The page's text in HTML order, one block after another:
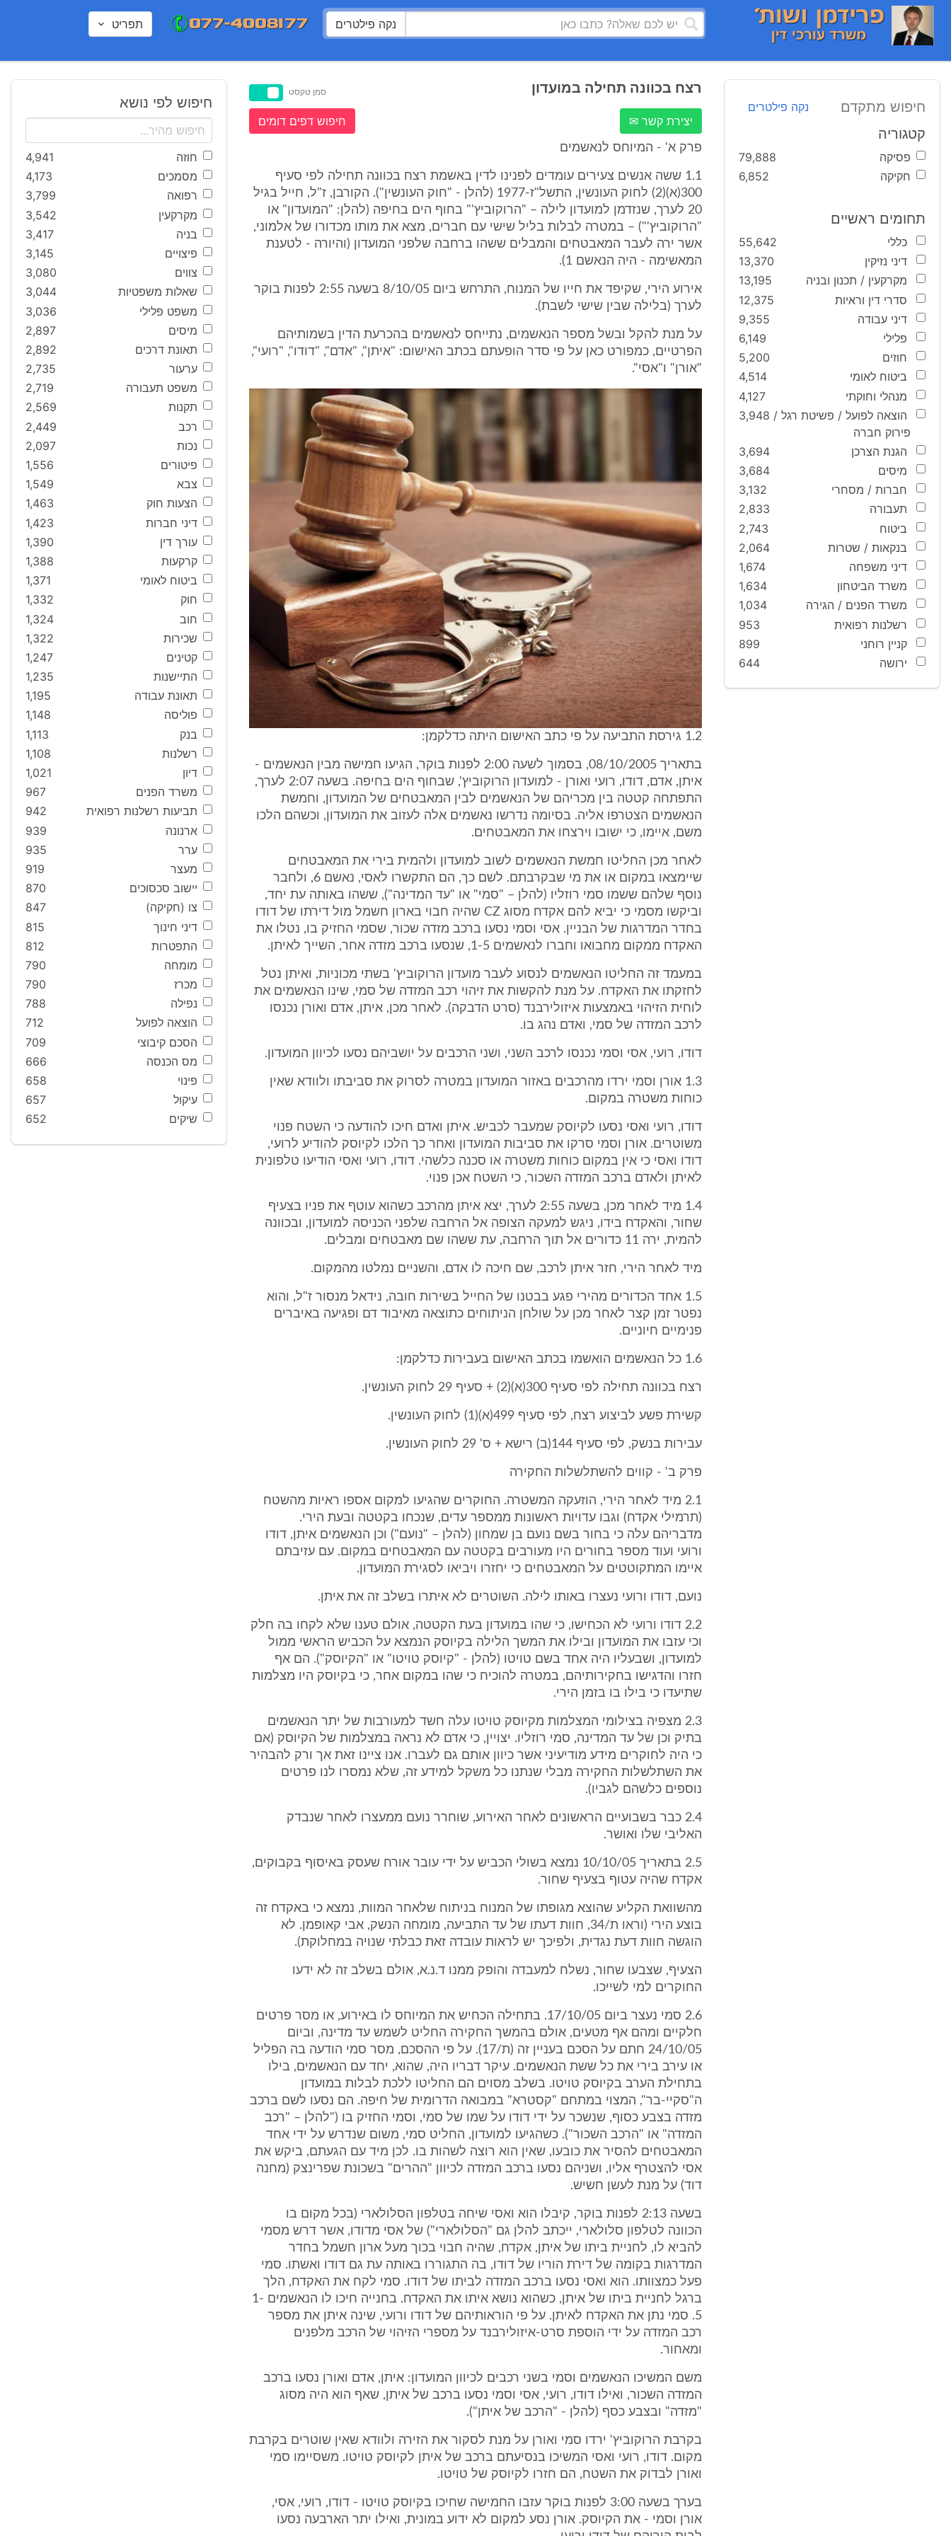
נקה פילטרים תפריט
חיפוש מתקדם נקה פילטרים
קטגוריה
פסיקה
79,888
חקיקה
6,852
תחומים ראשיים
כללי
55,642
דיני נזיקין
13,370
מקרקעין / תכנון ובניה
13,195
סדרי דין וראיות
12,375
דיני עבודה
9,355
פלילי
6,149
חוזים
5,200
ביטוח לאומי
4,514
מנהלי וחוקתי
4,127
הוצאה לפועל / פשיטת רגל /
פירוק חברה
3,948
הגנת הצרכן
3,694
מיסים
3,684
חברות / מסחרי
3,132
תעבורה
2,833
ביטוח
2,743
בנקאות / שטרות
2,064
דיני משפחה
1,674
משרד הביטחון
1,634
משרד הפנים / הגירה
1,034
רשלנות רפואית
953
קניין רוחני
899
ירושה
644
רצח בכוונה תחילה במועדון סמן טקסט
יצירת קשר ✉ חיפוש דפים דומים
פרק א' - המיוחס לנאשמים
1.1 ששה אנשים צעירים עומדים לפנינו לדין באשמת רצח בכוונה תחילה לפי סעיף
300(א)(2) לחוק העונשין, התשל"ז-1977 (להלן - "חוק העונשין"). הקורבן, ז"ל, חייל בגיל
20 לערך, שנזדמן למועדון לילה – "הרוקוביץ'" בחוף הים בחיפה (להלן: "המועדון" או
"הרוקוביץ'") – במטרה לבלות בליל שישי עם חברים, מצא את מותו מכדורו של אלמוני,
אשר ירה לעבר המאבטחים והמבלים ששהו ברחבה שלפני המועדון (והיורה - לטענת
המאשימה - היה הנאשם 1).
אירוע הירי, שקיפד את חייו של המנוח, התרחש ביום 8/10/05 בשעה 2:55 לפנות בוקר
לערך (בלילה שבין שישי לשבת).
על מנת להקל ובשל מספר הנאשמים, נתייחס לנאשמים בהכרעת הדין בשמותיהם
הפרטיים, כמפורט כאן על פי סדר הופעתם בכתב האישום: "איתן", "אדם", "דודו", "רועי",
"אורן" ו"אסי".
1.2 גירסת התביעה על פי כתב האישום היתה כדלקמן:
בתאריך 08/10/2005, בסמוך לשעה 2:00 לפנות בוקר, הגיעו חמישה מבין הנאשמים -
איתן, אדם, דודו, רועי ואורן - למועדון הרוקוביץ', שבחוף הים בחיפה. בשעה 2:07 לערך,
התפתחה קטטה בין מכריהם של הנאשמים לבין המאבטחים של המועדון, וחמשת
הנאשמים הצטרפו אליה. בסיומה נדרשו נאשמים אלה לעזוב את המועדון, וכשהם הלכו
משם, איימו, כי ישובו וירצחו את המאבטחים.
לאחר מכן החליטו חמשת הנאשמים לשוב למועדון ולהמית בירי את המאבטחים
שיימצאו במקום או את מי שבקרבתם. לשם כך, הם התקשרו לאסי, נאשם 6, ולחבר
נוסף שלהם ששמו סמי רוזליו (להלן – "סמי" או "עד המדינה"), ששהו באותה עת יחד,
וביקשו מסמי כי יביא להם אקדח מסוג CZ שהיה חבוי בארון חשמל מול דירתו של דודו
בחדר המדרגות של הבניין. אסי וסמי נסעו ברכב מזדה שכור, שסמי החזיק בו, נטלו את
האקדח ממקום מחבואו וחברו לנאשמים 1-5, שנסעו ברכב מזדה אחר, השייך לאיתן.
במעמד זה החליטו הנאשמים לנסוע לעבר מועדון הרוקוביץ' בשתי מכוניות, ואיתן נטל
לחזקתו את האקדח. על מנת להקשות את זיהוי רכב המזדה של סמי, שינו הנאשמים את
לוחית הזיהוי באמצעות איזולירבנד (סרט הדבקה). לאחר מכן, איתן, אדם ואורן נכנסו
לרכב המזדה של סמי, ואדם נהג בו.
דודו, רועי, אסי וסמי נכנסו לרכב השני, ושני הרכבים על יושביהם נסעו לכיוון המועדון.
1.3 אורן וסמי ירדו מהרכבים באזור המועדון במטרה לסרוק את סביבתו ולוודא שאין
כוחות משטרה במקום.
דודו, רועי ואסי נסעו לקיוסק שמעבר לכביש. איתן ואדם חיכו להודעה כי השטח פנוי
משוטרים. אורן וסמי סרקו את סביבות המועדון ואחר כך הלכו לקיוסק להודיע לרועי,
דודו ואסי כי אין במקום כוחות משטרה או סכנה כלשהי. דודו, רועי ואסי הודיעו טלפונית
לאיתן ולאדם ברכב המזדה השכור, כי השטח אכן פנוי.
1.4 מיד לאחר מכן, בשעה 2:55 לערך, יצא איתן מהרכב כשהוא עוטף את פניו בצעיף
שחור, והאקדח בידו, ניגש למעקה הצופה אל הרחבה שלפני הכניסה למועדון, ובכוונה
להמית, ירה 11 כדורים אל תוך הרחבה, עת ששהו שם מאבטחים ומבלים.
מיד לאחר הירי, חזר איתן לרכב, שם חיכה לו אדם, והשניים נמלטו מהמקום.
1.5 אחד הכדורים מהירי פגע בבטנו של החייל בשירות חובה, נידאל מנסור ז"ל, והוא
נפטר זמן קצר לאחר מכן על שולחן הניתוחים כתוצאה מאיבוד דם ופגיעה באיברים
פנימיים חיוניים.
1.6 כל הנאשמים הואשמו בכתב האישום בעבירות כדלקמן:
רצח בכוונה תחילה לפי סעיף 300(א)(2) + סעיף 29 לחוק העונשין.
קשירת פשע לביצוע רצח, לפי סעיף 499(א)(1) לחוק העונשין.
עבירות בנשק, לפי סעיף 144(ב) רישא + ס' 29 לחוק העונשין.
פרק ב' - קווים להשתלשלות החקירה
2.1 מיד לאחר הירי, הוזעקה המשטרה. החוקרים שהגיעו למקום אספו ראיות מהשטח
(תרמילי אקדח) וגבו עדויות ראשונות ממספר עדים, שנכחו בקטטה ובעת הירי.
מדבריהם עלה כי בחור בשם נועם בן שמחון (להלן – "נועם") וכן הנאשמים איתן, דודו
ורועי ועוד מספר בחורים היו מעורבים בקטטה עם המאבטחים במקום. עם עזיבתם
איימו המתקוטטים על המאבטחים כי יחזרו ויביאו לסגירת המועדון.
נועם, דודו ורועי נעצרו באותו לילה. השוטרים לא איתרו בשלב זה את איתן.
2.2 דודו ורועי לא הכחישו, כי שהו במועדון בעת הקטטה, אולם טענו שלא לקחו בה חלק
וכי עזבו את המועדון ובילו את המשך הלילה בקיוסק הנמצא על הכביש הראשי ממול
למועדון, ושבעליו היה אחד בשם טויטו (להלן - "קיוסק טויטו" או "הקיוסק"). הם אף
חזרו והדגישו בחקירותיהם, במטרה להוכיח כי שהו במקום אחר, כי בקיוסק היו מצלמות
שתיעדו כי בילו בו בזמן הירי.
2.3 מצפיה בצילומי המצלמות מקיוסק טויטו עלה חשד למעורבות של יתר הנאשמים
בתיק וכן של עד המדינה, סמי רוזליו. יצויין, כי אדם לא נראה במצלמות של הקיוסק (אם
כי היה לחוקרים מידע מודיעיני אשר כיוון אותם גם לעברו. אנו ציינו זאת אך ורק להבהיר
את השתלשלות החקירה מבלי שנתנו כל משקל למידע זה, שלא נמסרו לנו פרטים
נוספים כלשהם לגביו).
2.4 כבר בשבועיים הראשונים לאחר האירוע, שוחרר נועם ממעצרו לאחר שנבדק
האליבי שלו ואושר.
2.5 בתאריך 10/10/05 נמצא בשולי הכביש על ידי עובר אורח שעסק באיסוף בקבוקים,
אקדח שהיה עטוף בצעיף שחור.
מהשוואת הקליע שהוצא מגופתו של המנוח בניתוח שלאחר המוות, נמצא כי באקדח זה
בוצע הירי (וראו ת/34, חוות דעתו של עד התביעה, מומחה הנשק, אבי קאופמן. לא
הוגשה חוות דעת נגדית, ולפיכך יש לראות עובדה זאת כבלתי שנויה במחלוקת).
הצעיף, שצבעו שחור, נשלח למעבדה והופק ממנו ד.נ.א, אולם בשלב זה לא ידעו
החוקרים למי לשייכו.
2.6 סמי נעצר ביום 17/10/05. בתחילה הכחיש את המיוחס לו באירוע, או מסר פרטים
חלקיים ומהם אף מטעים, אולם בהמשך החקירה החליט לשמש עד מדינה, וביום
24/10/05 חתם על הסכם בעניין זה (ת/17). על פי ההסכם, מסר סמי הודעה בה הפליל
או עירב בירי את כל ששת הנאשמים. עיקר דבריו היה, שהוא, יחד עם הנאשמים, בילו
בתחילת הערב בקיוסק טויטו. בשלב מסוים הם החליטו ללכת לבלות במועדון
ה"סקיי-בר", המצוי במתחם "קסטרא" במבואה הדרומית של חיפה. הם נסעו לשם ברכב
מזדה בצבע כסוף, שנשכר על ידי דודו על שמו של סמי, וסמי החזיק בו ("להלן – "רכב
המזדה" או "הרכב השכור"). כשהגיעו למועדון, החליט סמי, משום שנדרש על ידי אחד
המאבטחים להסיר את כובעו, שאין הוא רוצה לשהות בו. לכן מיד עם הגעתם, ביקש את
אסי להצטרף אליו, ושניהם נסעו ברכב המזדה לכיוון "ההרים" בשכונת שפרינצק (מחנה
דוד) על מנת לעשן חשיש.
בשעה 2:13 לפנות בוקר, קיבלו הוא ואסי שיחה בטלפון הסלולארי (בכל מקום בו
הכוונה לטלפון סלולארי, ייכתב להלן גם "הסלולארי") של אסי מדודו, אשר דרש מסמי
להביא לו, לחניית ביתו של איתן, אקדח, שהיה חבוי בכוך מעל ארון חשמל בחדר
המדרגות בקומה של דירת הוריו של דודו, בה התגוררו באותה עת גם דודו ואשתו. סמי
פעל כמצוותו. הוא ואסי נסעו ברכב המזדה לביתו של דודו. סמי לקח את האקדח, הלך
ברגל לחניית ביתו של איתן, כשהוא נושא איתו את האקדח. בחנייה חיכו לו הנאשמים 1-
5. סמי נתן את האקדח לאיתן. על פי הוראותיהם של דודו ורועי, שינה איתן את מספר
רכב המזדה על ידי הוספת סרט-איזולירבנד על מספרי הזיהוי של הרכב מלפנים
ומאחור.
משם המשיכו הנאשמים וסמי בשני רכבים לכיוון המועדון: איתן, אדם ואורן נסעו ברכב
המזדה השכור, ואילו דודו, רועי, אסי וסמי נסעו ברכב של איתן, שאף הוא היה מסוג
"מזדה" ובצבע כסף (להלן - "הרכב של איתן").
בקרבת הרוקוביץ' ירדו סמי ואורן על מנת לסקור את הזירה ולוודא שאין שוטרים בקרבת
מקום. דודו, רועי ואסי המשיכו בנסיעתם ברכב של איתן לקיוסק טויטו. משסיימו סמי
ואורן לבדוק את השטח, הם חזרו לקיוסק של טויטו.
בערך בשעה 3:00 לפנות בוקר עזבו החמישה שחיכו בקיוסק טויטו - דודו, רועי, אסי,
אורן וסמי - את הקיוסק. אורן נסע למקום לא ידוע במונית, ואילו יתר הארבעה נסעו
חיפוש לפי נושא
חוזה
4,941
מסמכים
4,173
רפואה
3,799
מקרקעין
3,542
בניה
3,417
פיצויים
3,145
צווים
3,080
שאלות משפטיות
3,044
משפט פלילי
3,036
מיסים
2,897
תאונת דרכים
2,892
ערעור
2,735
משפט תעבורה
2,719
תקנות
2,569
רכב
2,449
נכות
2,097
פיטורים
1,556
צבא
1,549
הצעות חוק
1,463
דיני חברות
1,423
עורך דין
1,390
קרקעות
1,388
ביטוח לאומי
1,371
חוק
1,332
חוב
1,324
שכירות
1,322
קטינים
1,247
התיישנות
1,235
תאונת עבודה
1,195
פוליסה
1,148
בנק
1,113
רשלנות
1,108
דיון
1,021
משרד הפנים
967
תביעות רשלנות רפואית
942
ארנונה
939
ערר
935
מעצר
919
יישוב סכסוכים
870
צו (חקיקה)
847
דיני חינוך
815
התפטרות
812
מומחה
790
מכרז
790
נפילה
788
הוצאה לפועל
712
הסכם קיבוצי
709
מס הכנסה
666
פינוי
658
עיקול
657
שיקים
652